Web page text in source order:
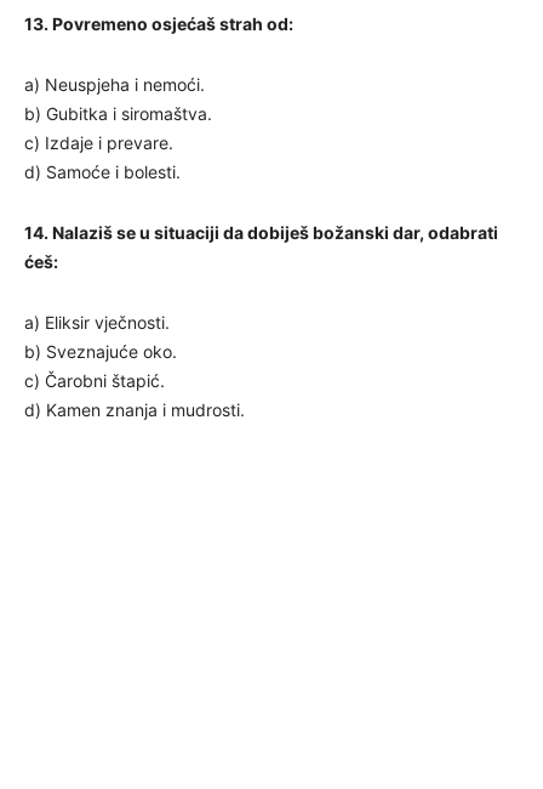
13. Povremeno osjećaš strah od:
a) Neuspjeha i nemoći.
b) Gubitka i siromaštva.
c) Izdaje i prevare.
d) Samoće i bolesti.
14. Nalaziš se u situaciji da dobiješ božanski dar, odabrati
ćeš:
a) Eliksir vječnosti.
b) Sveznajuće oko.
c) Čarobni štapić.
d) Kamen znanja i mudrosti.